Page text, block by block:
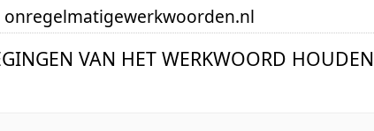
onregelmatigewerkwoorden.nl
VAN HET WERKWOORD HOUDEN